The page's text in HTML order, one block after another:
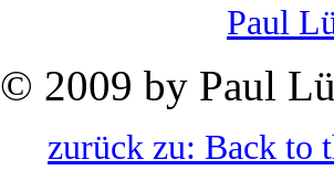
Paul
© 2009 by Paul
zurück zu: Back to